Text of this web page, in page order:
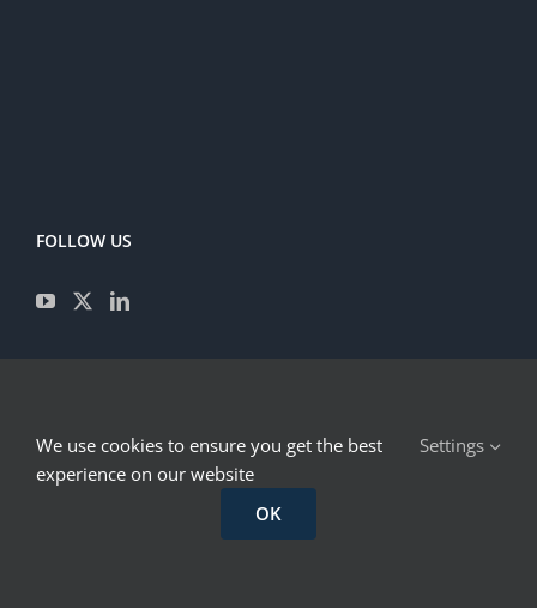
FOLLOW US
IMPRESSUM
We use cookies to ensure you get the best
experience on our website
Settings
OK